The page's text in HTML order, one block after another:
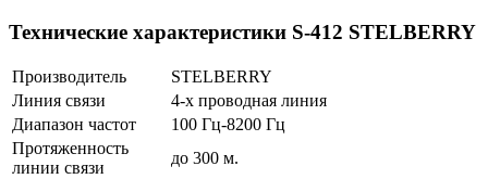
Технические характеристики S-412 STELBERRY
Производитель
STELBERRY
Линия связи
4-х проводная линия
Диапазон частот
100 Гц-8200 Гц
Протяженность
линии связи
до 300 м.